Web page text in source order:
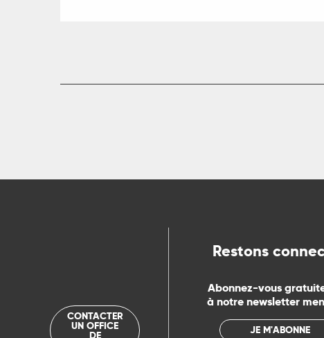
CONTACTER
UN OFFICE
DE
Restons
Abonnez-vous
à notre newsletter
JE M'ABONNE